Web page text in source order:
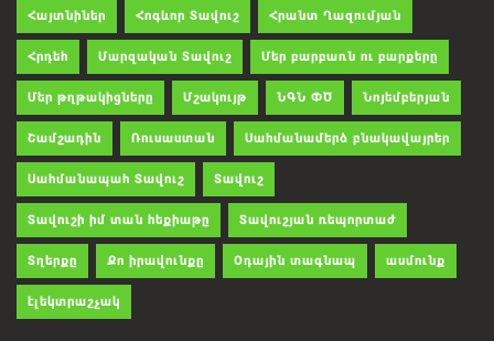
Հայտնիներ Հոգևոր Տավուշ Հրանտ Ղազումյան
Հրդեհ Մարզական Տավուշ Մեր բարբառն ու բարքերը
Մեր թղթակիցները Մշակույթ ՆԳՆ ՓԾ Նոյեմբերյան
Շամշադին Ռուսաստան Սահմանամերձ բնակավայրեր
Սահմանապահ Տավուշ Տավուշ
Տավուշի իմ տան հեքիաթը Տավուշյան ռեպորտաժ
Տղերքը Քո իրավունքը Օդային տագնապ ասմունք
էլեկտրաշչակ